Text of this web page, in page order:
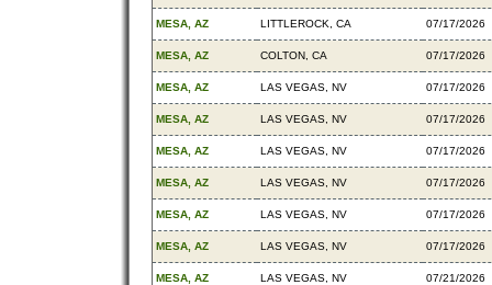
MESA, AZ LITTLEROCK, CA 07/17/2026
MESA, AZ COLTON, CA 07/17/2026
MESA, AZ LAS VEGAS, NV 07/17/2026
MESA, AZ LAS VEGAS, NV 07/17/2026
MESA, AZ LAS VEGAS, NV 07/17/2026
MESA, AZ LAS VEGAS, NV 07/17/2026
MESA, AZ LAS VEGAS, NV 07/17/2026
MESA, AZ LAS VEGAS, NV 07/17/2026
MESA, AZ LAS VEGAS, NV 07/21/2026